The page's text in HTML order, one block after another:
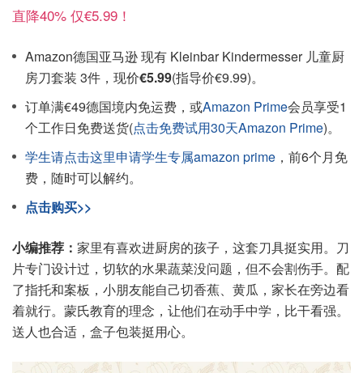
直降40% 仅€5.99！
Amazon德国亚马逊 现有 Kleinbar Kindermesser 儿童厨
房刀套装 3件，现价€5.99(指导价€9.99)。
订单满€49德国境内免运费，或Amazon Prime会员享受1
个工作日免费送货(点击免费试用30天Amazon Prime)。
学生请点击这里申请学生专属amazon prime ，前6个月免
费，随时可以解约。
点击购买>>
小编推荐： 家里有喜欢进厨房的孩子，这套刀具挺实用。刀
片专门设计过，切软的水果蔬菜没问题，但不会割伤手。配
了指托和案板，小朋友能自己切香蕉、黄瓜，家长在旁边看
着就行。蒙氏教育的理念，让他们在动手中学，比干看强。
送人也合适，盒子包装挺用心。